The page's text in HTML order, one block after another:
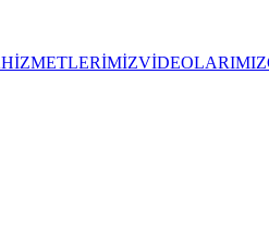
HİZMETLERİMİZVİDEOLARIMIZ